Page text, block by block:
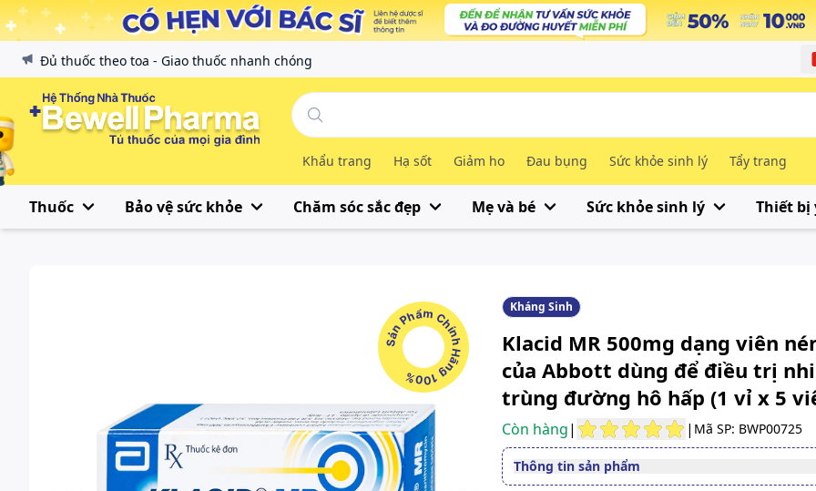
Đủ thuốc theo toa - Giao thuốc nhanh chóng
Khẩu trang Hạ sốt Giảm ho Đau bụng Sức khỏe sinh lý Tẩy trang
Thuốc Bảo vệ sức khỏe Chăm sóc sắc đẹp Mẹ và bé Sức khỏe sinh lý Thiết bị
Sản Phẩm Chính Hãng 100% Kháng Sinh
Klacid MR 500mg dạng viên
của Abbott dùng để điều trị
trùng đường hô hấp (1 vỉ x 5
Còn hàng| | Mã SP: BWP00725
Thông tin sản phẩm